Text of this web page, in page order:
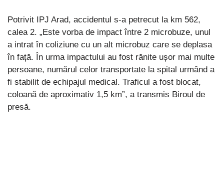
Potrivit IPJ Arad, accidentul s-a petrecut la km 562,
calea 2. „Este vorba de impact între 2 microbuze, unul
a intrat în coliziune cu un alt microbuz care se deplasa
în față. În urma impactului au fost rănite ușor mai multe
persoane, numărul celor transportate la spital urmând a
fi stabilit de echipajul medical. Traficul a fost blocat,
coloană de aproximativ 1,5 km”, a transmis Biroul de
presă.